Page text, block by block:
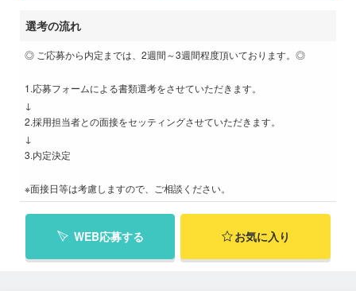
選考の流れ
◎ ご応募から内定までは、2週間～3週間程度頂いております。◎
1.応募フォームによる書類選考をさせていただきます。
↓
2.採用担当者との面接をセッティングさせていただきます。
↓
3.内定決定
※面接日等は考慮しますので、ご相談ください。
WEB応募する お気に入り